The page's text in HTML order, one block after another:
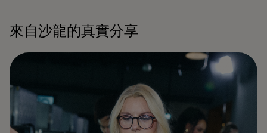
來自沙龍的真實分享